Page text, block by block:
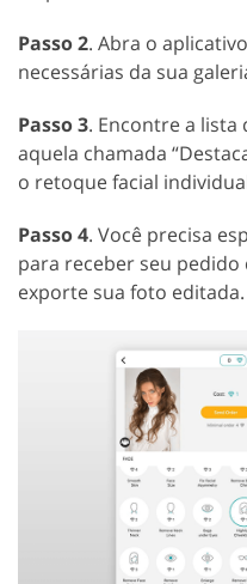
Passo 2. Abra o
necessárias da sua
Passo3. Encontre a lista
aquela chamada
o retoque facial
Passo 4. Você precisa
para receber seu pedido
exporte sua foto editada.